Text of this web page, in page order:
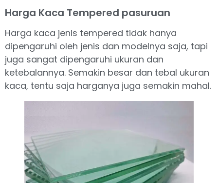
Harga Kaca Tempered pasuruan
Harga kaca jenis tempered tidak hanya
dipengaruhi oleh jenis dan modelnya saja, tapi
juga sangat dipengaruhi ukuran dan
ketebalannya. Semakin besar dan tebal ukuran
kaca, tentu saja harganya juga semakin mahal.